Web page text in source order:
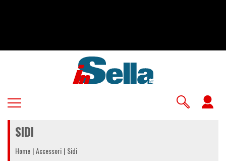
SIDI
Home Accessori Sidi